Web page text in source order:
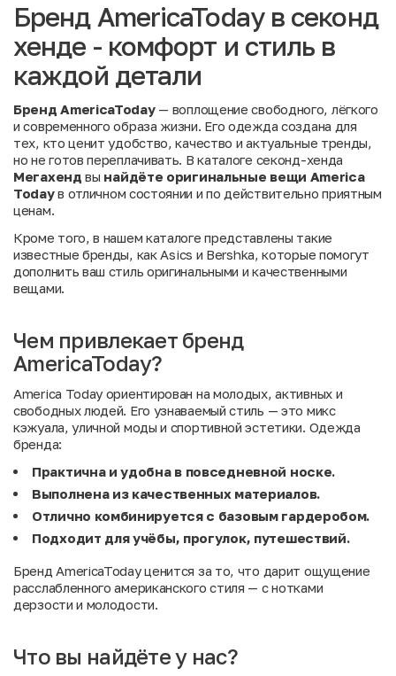
Бренд AmericaToday в секонд
хенде - комфорт и стиль в
каждой детали
Бренд AmericaToday— воплощение свободного, лёгкого
и современного образа жизни. Его одежда создана для
тех, кто ценит удобство, качество и актуальные тренды,
но не готов переплачивать. В каталоге секонд-хенда
Мегахенд вы найдёте оригинальные вещи America
Todayв отличном состоянии и по действительно приятным
ценам.
Кроме того, в нашем каталоге представлены такие
известные бренды, как Asics и Bershka, которые помогут
дополнить ваш стиль оригинальными и качественными
вещами.
Чем привлекает бренд
AmericaToday?
America Today ориентирован на молодых, активных и
свободных людей. Его узнаваемый стиль — это микс
кэжуала, уличной моды и спортивной эстетики. Одежда
бренда:
Практична и удобна в повседневной носке.
Выполнена из качественных материалов.
Отлично комбинируется с базовым гардеробом.
Подходит для учёбы, прогулок, путешествий.
Бренд AmericaToday ценится за то, что дарит ощущение
расслабленного американского стиля — с нотками
дерзости и молодости.
Что вы найдёте у нас?